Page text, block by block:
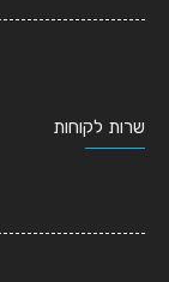
שרות לקוחות